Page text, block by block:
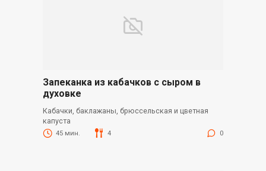
Запеканка из кабачков с сыром в
духовке
Кабачки, баклажаны, брюссельская и цветная
капуста
45 мин. 4 0